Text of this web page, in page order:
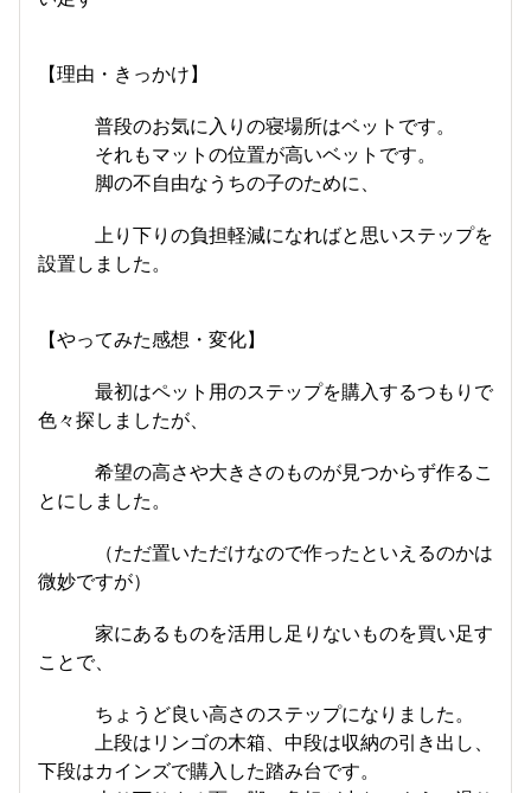
【理由・きっかけ】
普段のお気に入りの寝場所はベットです。
それもマットの位置が高いベットです。
脚の不自由なうちの子のために、
上り下りの負担軽減になればと思いステップを
設置しました。
【やってみた感想・変化】
最初はペット用のステップを購入するつもりで
色々探しましたが、
希望の高さや大きさのものが見つからず作るこ
とにしました。
（ただ置いただけなので作ったといえるのかは
微妙ですが）
家にあるものを活用し足りないものを買い足す
ことで、
ちょうど良い高さのステップになりました。
上段はリンゴの木箱、中段は収納の引き出し、
下段はカインズで購入した踏み台です。